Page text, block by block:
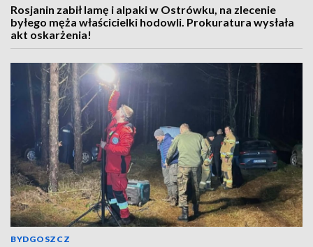
Rosjanin zabił lamę i alpaki w Ostrówku, na zlecenie
byłego męża właścicielki hodowli. Prokuratura wysłała
akt oskarżenia!
BYDGOSZCZ